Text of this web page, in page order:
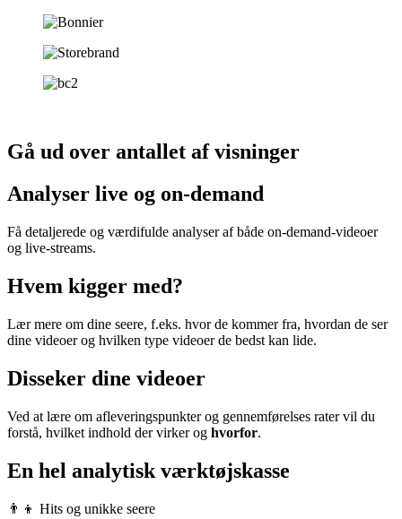
Gå ud over antallet af visninger
Analyser live og on-demand
Få detaljerede og værdifulde analyser af både on-demand-videoer
og live-streams.
Hvem kigger med?
Lær mere om dine seere, f.eks. hvor de kommer fra, hvordan de ser
dine videoerog hvilken type videoer de bedst kan lide.
Disseker dine videoer
Ved at lære om afleveringspunkter og gennemførelses rater vil du
forstå, hvilket indhold der virker og hvorfor.
En hel analytisk værktøjskasse
‍👨‍👦 Hits og unikke seere